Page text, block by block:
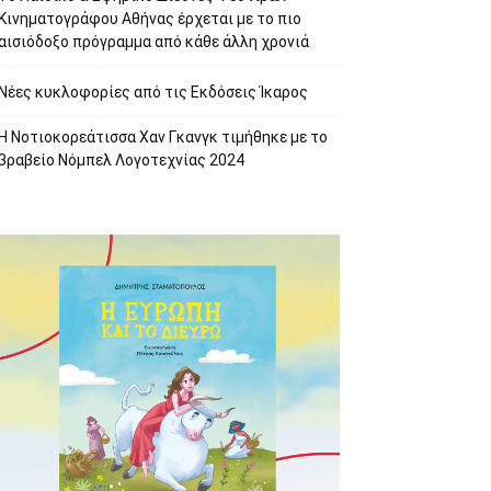
Αθήνας έρχεται με το πιο
πρόγραμμα από κάθε άλλη χρονιά
κυκλοφορίες από τις Εκδόσεις Ίκαρος
Νοτιοκορεάτισσα Χαν Γκανγκ τιμήθηκε με το
Νόμπελ Λογοτεχνίας 2024